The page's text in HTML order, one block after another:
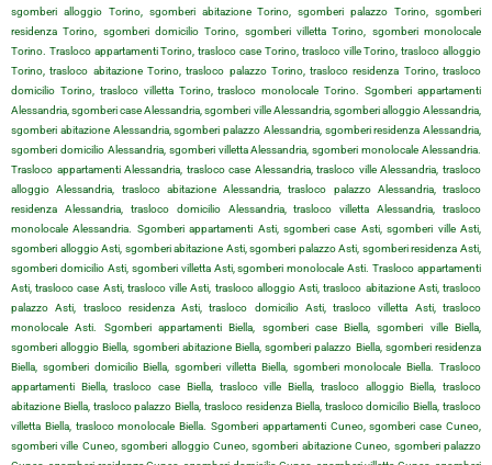
sgomberi alloggio Torino, sgomberi abitazione Torino, sgomberi palazzo Torino, sgomberi
residenza Torino, sgomberi domicilio Torino, sgomberi villetta Torino, sgomberi monolocale
Torino. Trasloco appartamenti Torino, trasloco case Torino, trasloco ville Torino, trasloco alloggio
Torino, trasloco abitazione Torino, trasloco palazzo Torino, trasloco residenza Torino, trasloco
domicilio Torino, trasloco villetta Torino, trasloco monolocale Torino. Sgomberi appartamenti
Alessandria, sgomberi case Alessandria, sgomberi ville Alessandria, sgomberi alloggio Alessandria,
sgomberi abitazione Alessandria, sgomberi palazzo Alessandria, sgomberi residenza Alessandria,
sgomberi domicilio Alessandria, sgomberi villetta Alessandria, sgomberi monolocale Alessandria.
Trasloco appartamenti Alessandria, trasloco case Alessandria, trasloco ville Alessandria, trasloco
alloggio Alessandria, trasloco abitazione Alessandria, trasloco palazzo Alessandria, trasloco
residenza Alessandria, trasloco domicilio Alessandria, trasloco villetta Alessandria, trasloco
monolocale Alessandria. Sgomberi appartamenti Asti, sgomberi case Asti, sgomberi ville Asti,
sgomberi alloggio Asti, sgomberi abitazione Asti, sgomberi palazzo Asti, sgomberi residenza Asti,
sgomberi domicilio Asti, sgomberi villetta Asti, sgomberi monolocale Asti. Trasloco appartamenti
Asti, trasloco case Asti, trasloco ville Asti, trasloco alloggio Asti, trasloco abitazione Asti, trasloco
palazzo Asti, trasloco residenza Asti, trasloco domicilio Asti, trasloco villetta Asti, trasloco
monolocale Asti. Sgomberi appartamenti Biella, sgomberi case Biella, sgomberi ville Biella,
sgomberi alloggio Biella, sgomberi abitazione Biella, sgomberi palazzo Biella, sgomberi residenza
Biella, sgomberi domicilio Biella, sgomberi villetta Biella, sgomberi monolocale Biella. Trasloco
appartamenti Biella, trasloco case Biella, trasloco ville Biella, trasloco alloggio Biella, trasloco
abitazione Biella, trasloco palazzo Biella, trasloco residenza Biella, trasloco domicilio Biella, trasloco
villetta Biella, trasloco monolocale Biella. Sgomberi appartamenti Cuneo, sgomberi case Cuneo,
sgomberi ville Cuneo, sgomberi alloggio Cuneo, sgomberi abitazione Cuneo, sgomberi palazzo